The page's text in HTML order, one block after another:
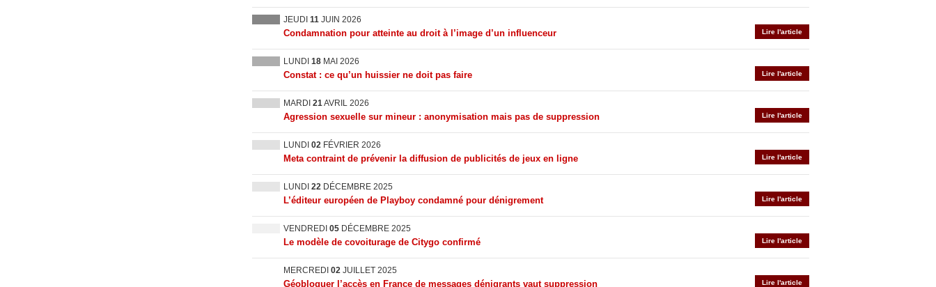
JEUDI 11 JUIN 2026
Lire l'article
Condamnation pour atteinte au droit à l’image d’un influenceur
LUNDI 18 MAI 2026
Lire l'article
Constat : ce qu’un huissier ne doit pas faire
MARDI 21AVRIL 2026
Lire l'article
Agression sexuelle sur mineur : anonymisation mais pas de suppression
LUNDI 02 FÉVRIER 2026
Lire l'article
Meta contraint de prévenir la diffusion de publicités de jeux en ligne
LUNDI 22 DÉCEMBRE 2025
Lire l'article
L’éditeur européen de Playboy condamné pour dénigrement
VENDREDI 05 DÉCEMBRE 2025
Lire l'article
Le modèle de covoiturage de Citygo confirmé
MERCREDI 02 JUILLET 2025
Lire l'article
Géobloquer l’accès en France de messages dénigrants vaut suppression